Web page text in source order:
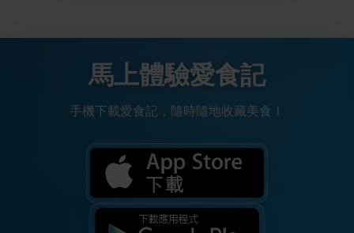
馬上體驗愛食記
手機下載愛食記，隨時隨地收藏美食！